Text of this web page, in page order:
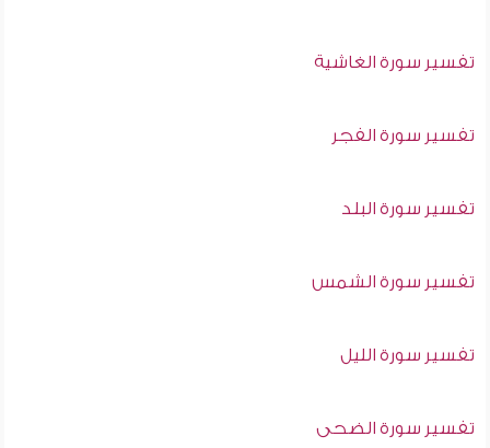
تفسير سورة الغاشية
تفسير سورة الفجر
تفسير سورة البلد
تفسير سورة الشمس
تفسير سورة الليل
تفسير سورة الضحى